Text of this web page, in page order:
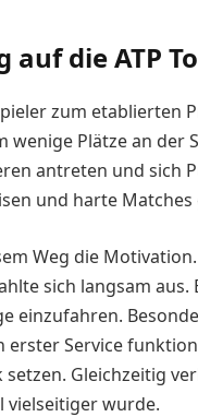
auf die ATP
zum etablierten
wenige Plätze an der
antreten und sich
und harte
Weg die
sich langsam
einzufahren.
erster Service
Gleichzeitig
vielseitiger wurde.